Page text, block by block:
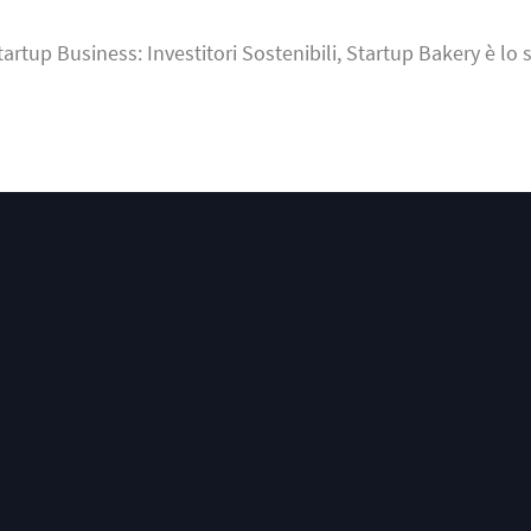
Business: Investitori Sostenibili, Startup Bakery è lo